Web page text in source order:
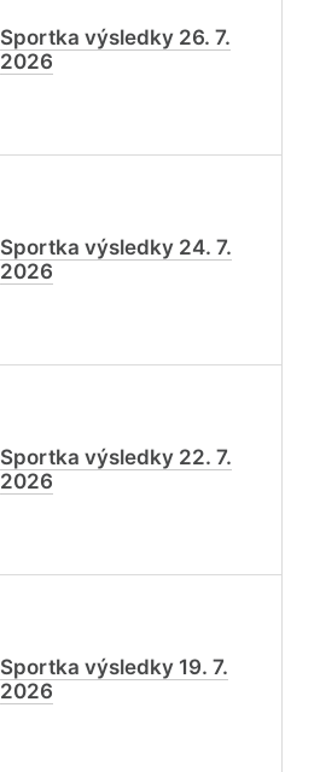
Sportka výsledky 26. 7.
2026
Sportka výsledky 24. 7.
2026
Sportka výsledky 22. 7.
2026
Sportka výsledky 19. 7.
2026